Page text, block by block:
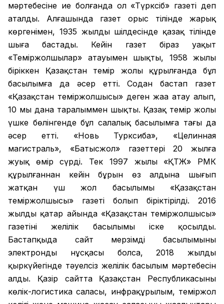
мәртебесіне ие болғанда ол «Түрксіб» газеті деп
аталды. Алғашында газет орыс тілінде жарық
көргенімен, 1935 жылдың шілдесінде қазақ тілінде
шыға бастады. Кейін газет біраз уақыт
«Теміржолшылар» атауымен шықты, 1958 жылы
біріккен Қазақстан темір жолы құрылғанда бұл
басылымға да әсер етті. Содан бастап газет
«Қазақстан теміржолшысы» деген жаңа атау алып,
10 мың дана таралыммен шықты. Қазақ темір жолы
үшке бөлінгенде бұл салалық басылымға тағы да
әсер етті. «Новь Турксиба», «Целинная
магистраль», «Батысжол» газеттері 20 жылға
жуық өмір сүрді. Тек 1997 жылы «ҚТЖ» РМК
құрылғаннан кейін бұрын өз алдына шығып
жатқан үш жол басылымы «Қазақстан
теміржолшысы» газеті болып біріктірілді. 2016
жылдың қаңтар айында «Қазақстан теміржолшысы»
газетінің желілік басылымы іске қосылды.
Бастапқыда сайт мерзімді басылымының
электронды нұсқасы болса, 2018 жылдың
қыркүйегінде тәуелсіз желілік басылым мәртебесін
алды. Қазір сайтта Қазақстан Республикасының
көлік-логистика саласы, инфрақұрылым, теміржол